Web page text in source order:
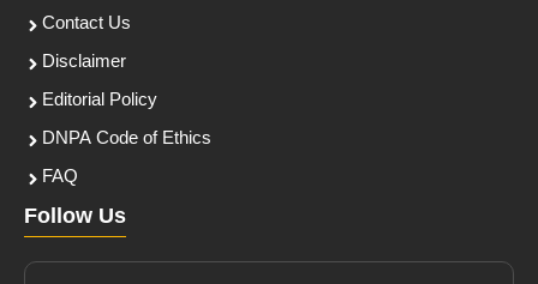
Contact Us
Disclaimer
Editorial Policy
DNPA Code of Ethics
FAQ
Follow Us